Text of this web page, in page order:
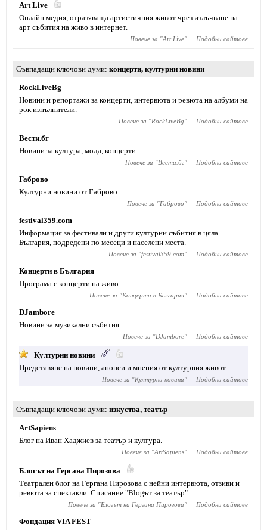
Art Live
Онлайн медия, отразяваща артистичния живот чрез излъчване на
арт събития на живо в интернет.
Повече за "Art Live" Подобни сайтове
Съвпадащи ключови думи концерти, културни новини
RockLiveBg
Новини и репортажи за концерти, интервюта и ревюта на албуми на
рок изпълнители.
Повече за "RockLiveBg" Подобни сайтове
Вести.бг
Новини за култура, мода, концерти.
Повече за "Вести.бг" Подобни сайтове
Габрово
Културни новини от Габрово.
Повече за "Габрово" Подобни сайтове
festival359.com
Информация за фестивали и други културни събития в цяла
България, подредени по месеци и населени места.
Повече за "festival359.com" Подобни сайтове
Концерти в България
Програма с концерти на живо.
Повече за "Концерти в България" Подобни сайтове
DJambore
Новини за музикални събития.
Повече за "DJambore" Подобни сайтове
Културни новини
Представяне на новини, анонси и мнения от културния живот.
Повече за "Културни новини" Подобни сайтове
Съвпадащи ключови думи изкуства, театър
ArtSapiens
Блог на Иван Хаджиев за театър и култура.
Повече за "ArtSapiens" Подобни сайтове
Блогът на Гергана Пирозова
Театрален блог на Гергана Пирозова с нейни интервюта, отзиви и
ревюта за спектакли. Списание "Blogът за театър".
Повече за "Блогът на Гергана Пирозова" Подобни сайтове
Фондация VIA FEST